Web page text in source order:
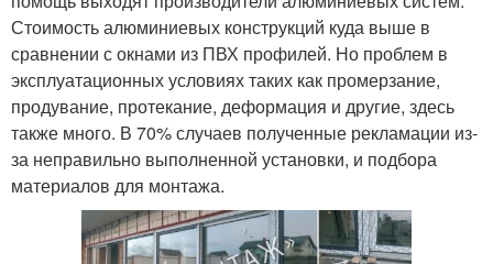
Стоимость алюминиевых конструкций куда выше в
сравнении с окнами из ПВХ профилей. Но проблем в
эксплуатационных условиях таких как промерзание,
продувание, протекание, деформация и другие, здесь
также много. В 70% случаев полученные рекламации из-
за неправильно выполненной установки, и подбора
материалов для монтажа.